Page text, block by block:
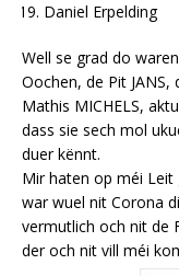
Daniel Erpelding
Well se grad do
Oochen, de Pit JANS,
Mathis MICHELS,
dass sie sech mol
duer kënnt.
Mir haten op méi
war wuel nit Corona
vermutlich och nit de
der och nit vill méi